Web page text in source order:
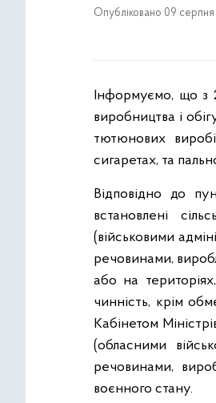
Опубліковано 09
Інформуємо, що з
виробництва і
тютюнових
сигаретах, та
Відповідно до
встановлені
(військовими
речовинами,
або на
чинність, крім
Кабінетом
(обласними
речовинами,
воєнного стану.